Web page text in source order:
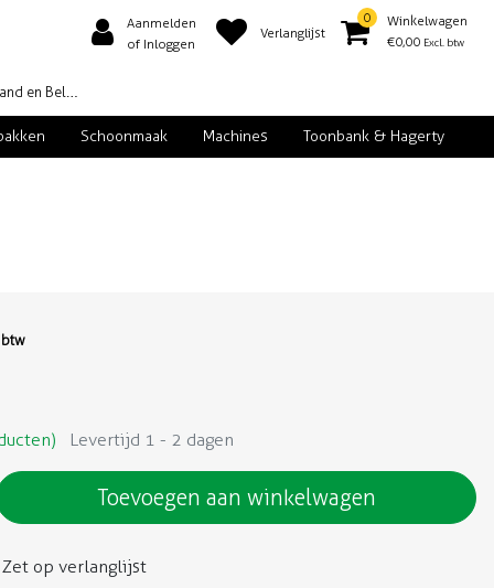
Aanmelden
of Inloggen
Verlanglijst
0
Winkelwagen
€0,00 Excl. btw
en België
Schoonmaak Machines Toonbank & Hagerty
btw
Levertijd 1 - 2 dagen
Toevoegen aan winkelwagen
Zet op verlanglijst